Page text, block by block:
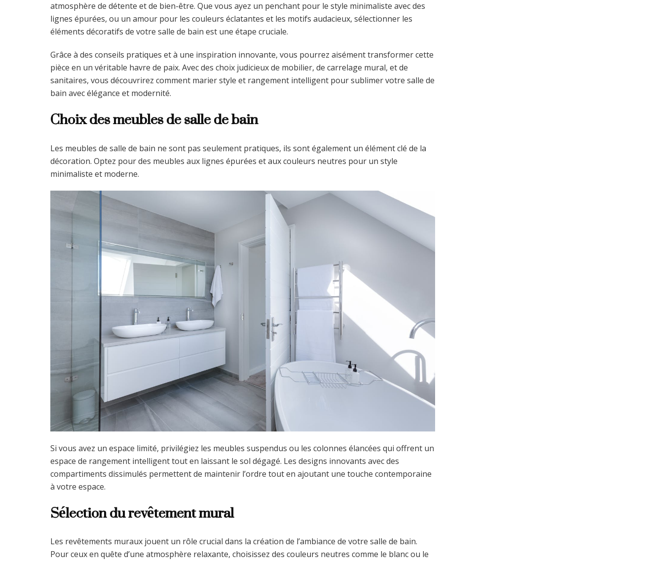
atmosphère de détente et de bien-être. Que vous ayez un penchant pour le style minimaliste avec des
lignes épurées, ou un amour pour les couleurs éclatantes et les motifs audacieux, sélectionner les
éléments décoratifs de votre salle de bain est une étape cruciale.
Grâce à des conseils pratiques et à une inspiration innovante, vous pourrez aisément transformer cette
pièce en un véritable havre de paix. Avec des choix judicieux de mobilier, de carrelage mural, et de
sanitaires, vous découvrirez comment marier style et rangement intelligent pour sublimer votre salle de
bain avec élégance et modernité.
Choix des meubles de salle de bain
Les meubles de salle de bain ne sont pas seulement pratiques, ils sont également un élément clé de la
décoration. Optez pour des meubles aux lignes épurées et aux couleurs neutres pour un style
minimaliste et moderne.
Si vous avez un espace limité, privilégiez les meubles suspendus ou les colonnes élancées qui offrent un
espace de rangement intelligent tout en laissant le sol dégagé. Les designs innovants avec des
compartiments dissimulés permettent de maintenir l’ordre tout en ajoutant une touche contemporaine
à votre espace.
Sélection du revêtement mural
Les revêtements muraux jouent un rôle crucial dans la création de l’ambiance de votre salle de bain.
Pour ceux en quête d’une atmosphère relaxante, choisissez des couleurs neutres comme le blanc ou le